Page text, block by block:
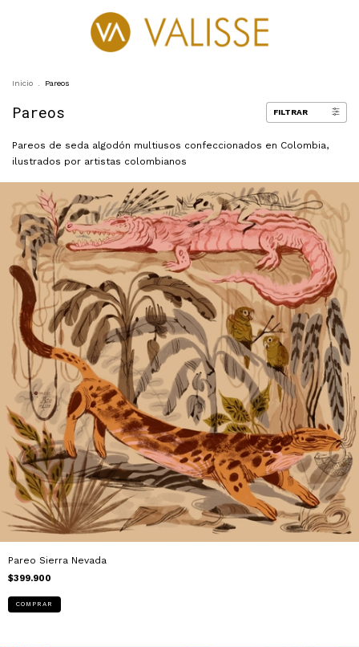
Inicio Pareos
Pareos FILTRAR
Pareos de seda algodón multiusos confeccionados en Colombia,
ilustrados por artistas colombianos
Pareo Sierra Nevada
$399.900